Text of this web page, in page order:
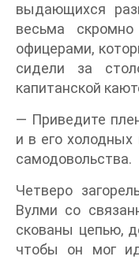
выдающихся
весьма
офицерами,
сидели за
капитанской
— Приведите
и в его холодных
самодовольства.
Четверо
Вулми со
скованы цепью,
чтобы он мог